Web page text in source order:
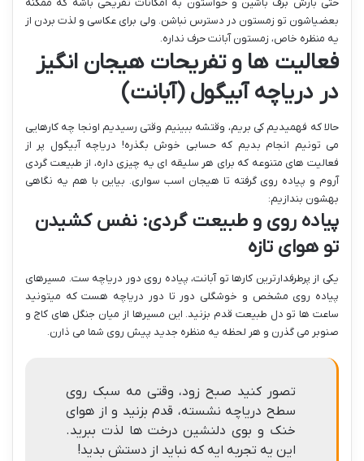
بعضیاشون تو زمستون در دسترس نباشن. ولی برای عکاسی و لذت بردن از
یه منظره خاص، زمستون آبانت حرف نداره.
فعالیت ها و تفریحات هیجان انگیز
در دریاچه آبیگول (آبانت)
حالا که فهمیدیم کی بریم، وقتشه ببینیم وقتی رسیدیم اونجا چه کارهایی
می تونیم انجام بدیم که حسابی خوش بگذره! دریاچه آبیگول پر از
فعالیت های متنوعه که برای هر سلیقه ای یه چیزی داره، از طبیعت گردی
آروم و پیاده روی گرفته تا هیجان اسب سواری. بیاین با هم یه نگاهی
بهشون بندازیم:
پیاده روی و طبیعت گردی: نفس کشیدن
تو هوای تازه
یکی از پرطرفدارترین کارها تو آبانت، پیاده روی دور دریاچه ست. مسیرهای
پیاده روی مشخص و خوشگلی دور تا دور دریاچه هست که میتونید
ساعت ها تو دل طبیعت قدم بزنید. این مسیرها از میان جنگل های کاج و
صنوبر می گذرن و هر لحظه یه منظره جدید پیش روی شما می ذارن.
تصور کنید صبح زود، وقتی مه سبک روی
سطح دریاچه نشسته، قدم بزنید و از هوای
خنک و بوی دلنشین درخت ها لذت ببرید.
این یه تجربه ایه که نباید از دستش بدید!